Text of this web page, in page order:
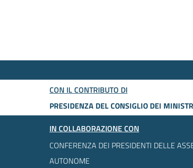
CON IL CONTRIBUTO DI
PRESIDENZA DEL CONSIGLIO DEI
IN COLLABORAZIONE CON
CONFERENZA DEI PRESIDENTI DELLE
AUTONOME